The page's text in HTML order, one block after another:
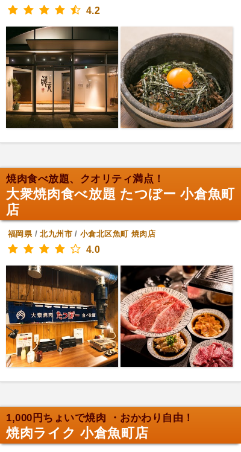
4.2
焼肉食べ放題、クオリティ満点！
大衆焼肉食べ放題 たつぼー 小倉魚町
店
福岡県/北九州市/小倉北区魚町 焼肉店
4.0
1,000円ちょいで焼肉 ・おかわり自由！
焼肉ライク 小倉魚町店